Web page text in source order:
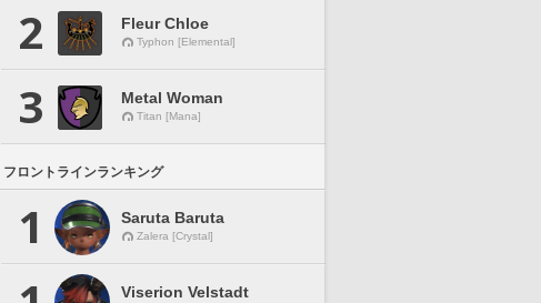
2 Fleur Chloe
Typhon [Elemental]
3 Metal Woman
Titan [Mana]
フロントラインランキング
1 Saruta Baruta
Zalera [Crystal]
Viserion Velstadt